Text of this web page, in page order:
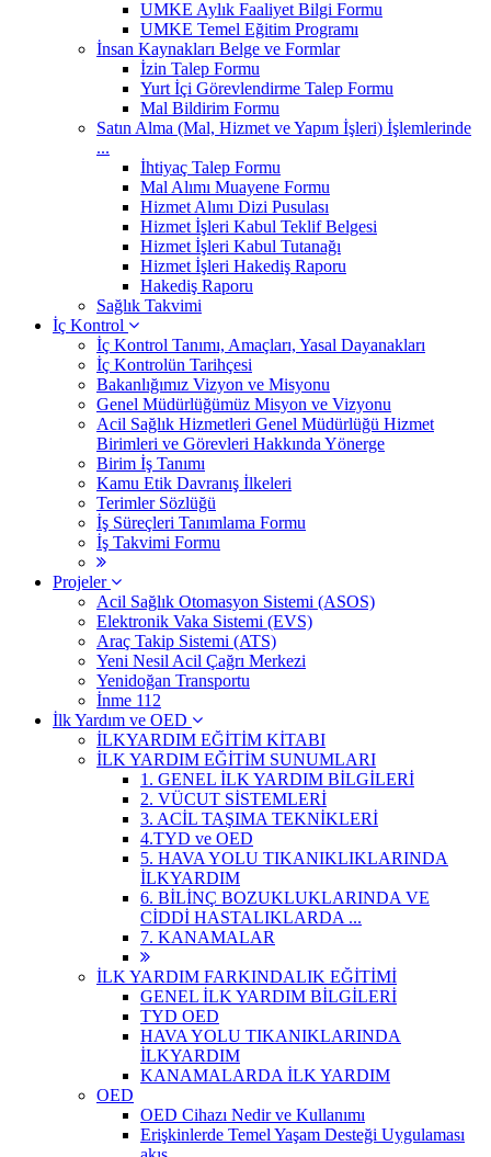
UMKE Aylık Faaliyet Bilgi Formu
UMKE Temel Eğitim Programı
İnsan Kaynakları Belge ve Formlar
İzin Talep Formu
Yurt İçi Görevlendirme Talep Formu
Mal Bildirim Formu
Satın Alma (Mal, Hizmet ve Yapım İşleri) İşlemlerinde
...
İhtiyaç Talep Formu
Mal Alımı Muayene Formu
Hizmet Alımı Dizi Pusulası
Hizmet İşleri Kabul Teklif Belgesi
Hizmet İşleri Kabul Tutanağı
Hizmet İşleri Hakediş Raporu
Hakediş Raporu
Sağlık Takvimi
İç Kontrol
İç Kontrol Tanımı, Amaçları, Yasal Dayanakları
İç Kontrolün Tarihçesi
Bakanlığımız Vizyon ve Misyonu
Genel Müdürlüğümüz Misyon ve Vizyonu
Acil Sağlık Hizmetleri Genel Müdürlüğü Hizmet
Birimleri ve Görevleri Hakkında Yönerge
Birim İş Tanımı
Kamu Etik Davranış İlkeleri
Terimler Sözlüğü
İş Süreçleri Tanımlama Formu
İş Takvimi Formu
Projeler
Acil Sağlık Otomasyon Sistemi (ASOS)
Elektronik Vaka Sistemi (EVS)
Araç Takip Sistemi (ATS)
Yeni Nesil Acil Çağrı Merkezi
Yenidoğan Transportu
İnme 112
İlk Yardım ve OED
İLKYARDIM EĞİTİM KİTABI
İLK YARDIM EĞİTİM SUNUMLARI
1. GENEL İLK YARDIM BİLGİLERİ
2. VÜCUT SİSTEMLERİ
3. ACİL TAŞIMA TEKNİKLERİ
4.TYD ve OED
5. HAVA YOLU TIKANIKLIKLARINDA
İLKYARDIM
6. BİLİNÇ BOZUKLUKLARINDA VE
CİDDİ HASTALIKLARDA ...
7. KANAMALAR
İLK YARDIM FARKINDALIK EĞİTİMİ
GENEL İLK YARDIM BİLGİLERİ
TYD OED
HAVA YOLU TIKANIKLARINDA
İLKYARDIM
KANAMALARDA İLK YARDIM
OED
OED Cihazı Nedir ve Kullanımı
Erişkinlerde Temel Yaşam Desteği Uygulaması